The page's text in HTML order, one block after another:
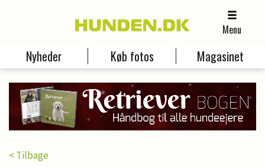
Menu
Nyheder Køb fotos Magasinet
< Tilbage